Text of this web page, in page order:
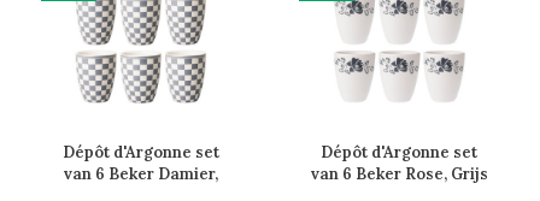
Dépôt d'Argonne set
van 6 Beker Damier,
Dépôt d'Argonne set
van 6 Beker Rose, Grijs